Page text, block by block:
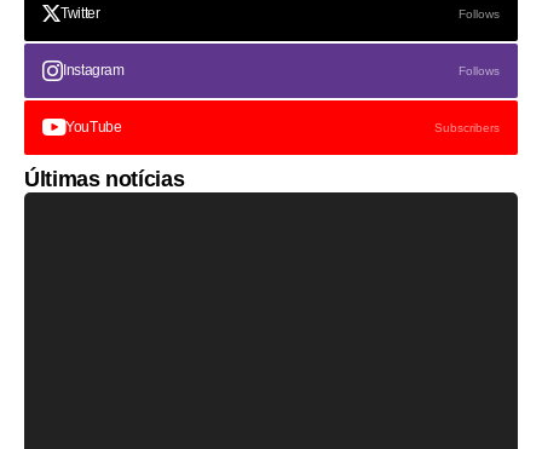
Twitter Follows
Instagram Follows
YouTube Subscribers
Últimas notícias